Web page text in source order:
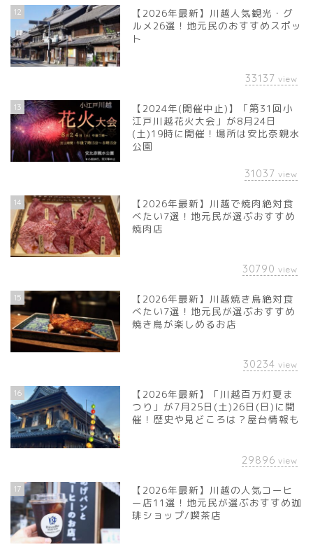
12
【2026年最新】川越人気観光・グ
ルメ26選！地元民のおすすめスポッ
ト
33137 view
13
【2024年(開催中止)】「第31回小
江戸川越花火大会」が8月24日
(土)19時に開催！場所は安比奈親水
公園
31037 view
14
【2026年最新】川越で焼肉絶対食
べたい7選！地元民が選ぶおすすめ
焼肉店
30790 view
15
【2026年最新】川越焼き鳥絶対食
べたい7選！地元民が選ぶおすすめ
焼き鳥が楽しめるお店
30234 view
16
【2026年最新】「川越百万灯夏ま
つり」が7月25日(土)26日(日)に開
催！歴史や見どころは？屋台情報も
29896 view
17
【2026年最新】川越の人気コーヒ
ー店11選！地元民が選ぶおすすめ珈
琲ショップ/喫茶店